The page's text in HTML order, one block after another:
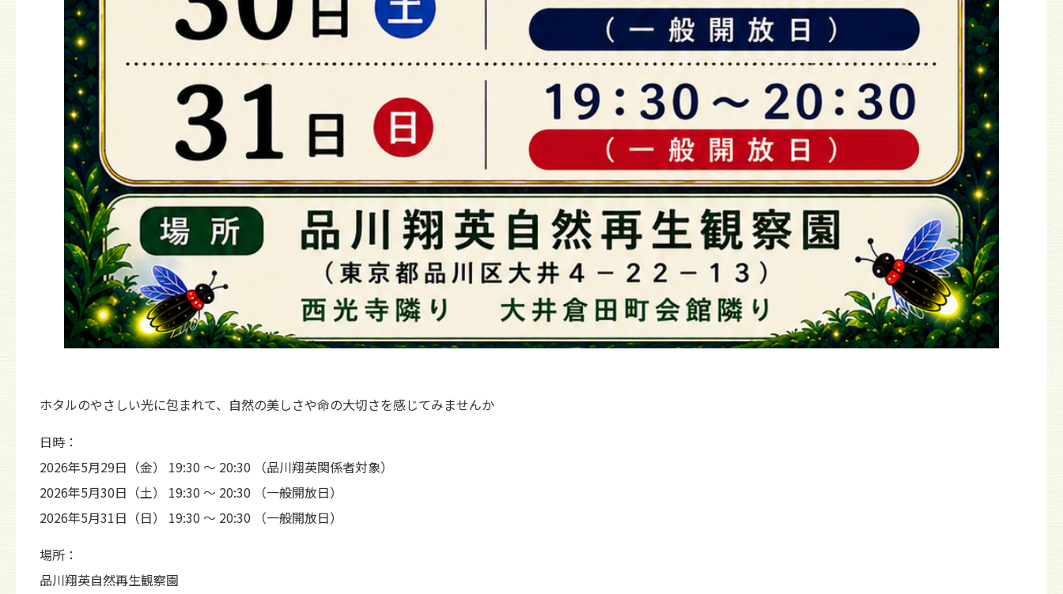
ホタルのやさしい光に包まれて、自然の美しさや命の大切さを感じてみませんか
日時：
2026年5月29日（金） 19:30 〜 20:30 （品川翔英関係者対象）
2026年5月30日（土） 19:30 〜 20:30 （一般開放日）
2026年5月31日（日） 19:30 〜 20:30 （一般開放日）
場所：
品川翔英自然再生観察園